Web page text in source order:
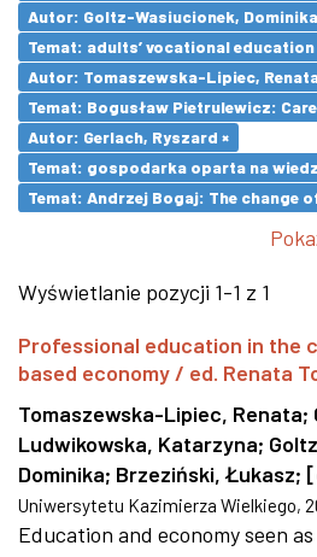
Autor: Goltz-Wasiucionek,
Temat: adults’ vocational education
Autor: Tomaszewska-Lipiec,
Temat: Bogusław Pietrulewicz:
Autor: Gerlach, Ryszard ×
Temat: gospodarka oparta na
Temat: Andrzej Bogaj: The change
Wyświetlanie pozycji 1-1 z 1
Professional education in the
based economy / ed. Renata
Tomaszewska-Lipiec, Renata;
Ludwikowska, Katarzyna;
Dominika; Brzeziński, Łukasz;
Uniwersytetu Kazimierza Wielkiego,
Education and economy seen